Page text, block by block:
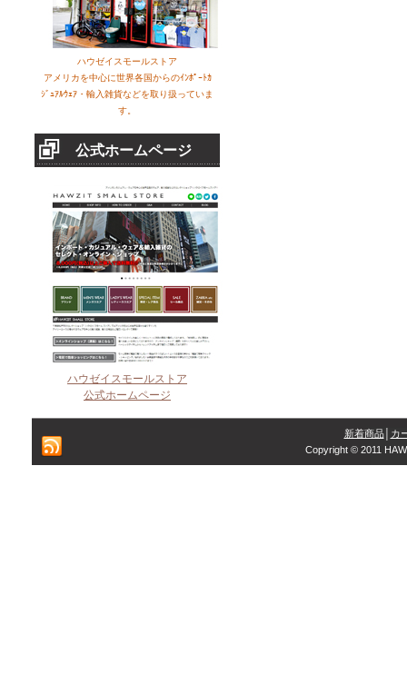
ハウゼイスモールストア
アメリカを中心に世界各国からのｲﾝﾎﾟｰﾄｶ
ｼﾞｭｱﾙｳｪｱ・輸入雑貨などを取り扱っていま
す。
公式ホームページ
ハウゼイスモールストア
公式ホームページ
新着商品│
カ
Copyright © 2011